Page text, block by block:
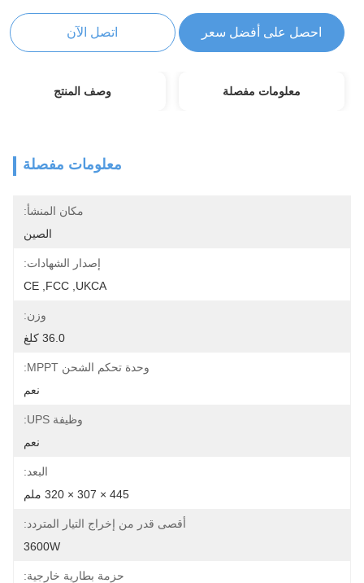
احصل على أفضل سعر اتصل الآن
معلومات مفصلة وصف المنتج
معلومات مفصلة
مكان المنشأ:
الصين
إصدار الشهادات:
CE ,FCC ,UKCA
وزن:
36.0 كلغ
وحدة تحكم الشحن MPPT:
نعم
وظيفة UPS:
نعم
البعد:
445 × 307 × 320 ملم
أقصى قدر من إخراج التيار المتردد:
3600W
حزمة بطارية خارجية: